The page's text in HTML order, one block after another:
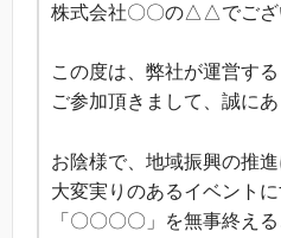
株式会社〇〇の△△でござ
この度は、弊社が運営す
ご参加頂きまして、誠に
お陰様で、地域振興の推
大変実りのあるイベント
「〇〇〇〇」を無事終え